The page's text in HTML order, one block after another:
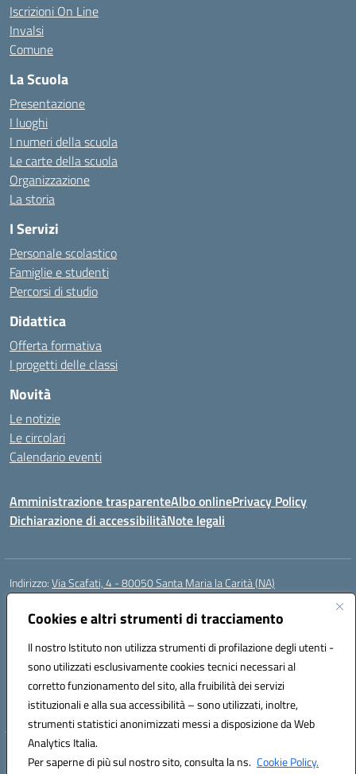
Cookies e altri strumenti di tracciamento
Il nostro Istituto non utilizza strumenti di profilazione degli utenti -
sono utilizzati esclusivamente cookies tecnici necessari al
corretto funzionamento del sito, alla fruibilità dei servizi
istituzionali e alla sua accessibilità – sono utilizzati, inoltre,
strumenti statistici anonimizzati messi a disposizione da Web
Analytics Italia.
Per saperne di più sul nostro sito, consulta la ns. Cookie Policy.
Iscrizioni On Line
Invalsi
Comune
La Scuola
Presentazione
I luoghi
I numeri della scuola
Le carte della scuola
Organizzazione
La storia
I Servizi
Personale scolastico
Famiglie e studenti
Percorsi di studio
Didattica
Offerta formativa
I progetti delle classi
Novità
Le notizie
Le circolari
Calendario eventi
Amministrazione trasparenteAlbo onlinePrivacy Policy
Dichiarazione di accessibilitàNote legali
Indirizzo:Via Scafati, 4 - 80050 Santa Maria la Carità (NA)
Centralino:
Posta elettronica certificata (PEC):NAEE21900T@pec.istruzione.it
Codice fiscale: 90016250632
Codice meccanografico:NAEE21900T
Codice Indice delle Pubbliche Amministrazioni (IPA): istsc_naee21900t
Codice unico di fatturazione (CUF): UFZ0X6
Hosting & Powered by 3D Solution S.r.l.